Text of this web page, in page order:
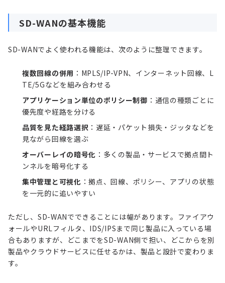
SD-WANの基本機能
SD-WANでよく使われる機能は、次のように整理できます。
複数回線の併用 ：MPLS/IP-VPN、インターネット回線、L
TE/5Gなどを組み合わせる
アプリケーション単位のポリシー制御 ：通信の種類ごとに
優先度や経路を分ける
品質を見た経路選択 ：遅延・パケット損失・ジッタなどを
見ながら回線を選ぶ
オーバーレイの暗号化 ：多くの製品・サービスで拠点間ト
ンネルを暗号化する
集中管理と可視化 ：拠点、回線、ポリシー、アプリの状態
を一元的に追いやすい
ただし、SD-WANでできることには幅があります。ファイアウ
ォールやURLフィルタ、IDS/IPSまで同じ製品に入っている場
合もありますが、どこまでをSD-WAN側で担い、どこからを別
製品やクラウドサービスに任せるかは、製品と設計で変わりま
す。